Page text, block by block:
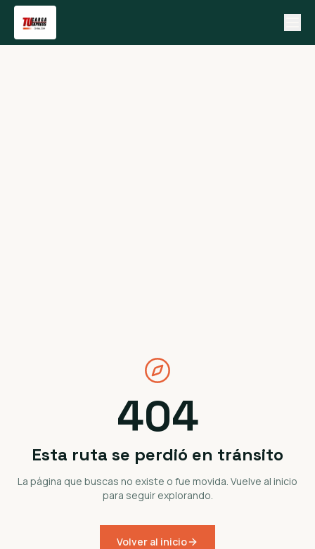
404
Esta ruta se perdió en tránsito
La página que buscas no existe o fue movida. Vuelve al inicio
para seguir explorando.
Volver al inicio